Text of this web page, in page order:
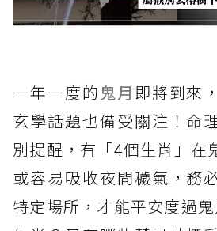
一年一度的 鬼月 即將到來
玄學話題也備受關注！命
別提醒，有「4個生肖」在
或容易吸收夜間穢氣，務
特定場所，才能平安度過